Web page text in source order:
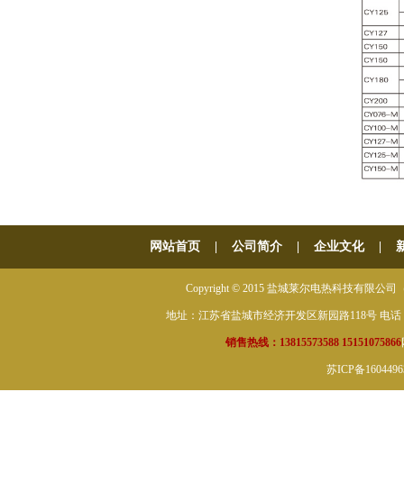
网站首页| 公司简介| 企业文化|
Copyright © 2015 盐城莱尔电热科技有限公司
地址：江苏省盐城市经济开发区新园路118号 电话
销售热线：13815573588 15151075866
苏ICP备